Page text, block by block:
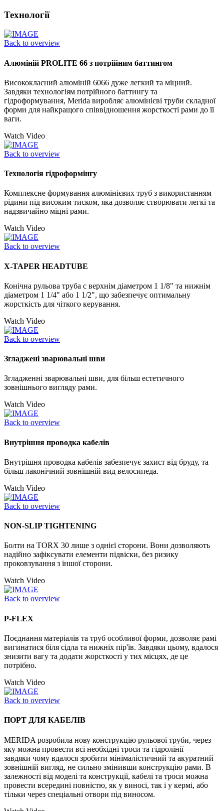
Технології
Back to overview
Алюміній PROLITE 66 з потрійним баттингом
Висококласний алюміній 6066 дуже легкий та міцний.
Завдяки технологіям потрійного баттингу та
гідроформування, Merida виробляє алюмінієві труби складної
форми для найкращого співвідношення жорсткості рами до її
ваги.
Watch Video
Back to overview
Технологія гідроформінгу
Комплексне формування алюмінієвих труб з використанням
рідини під високим тиском, яка дозволяє створювати легкі та
надзвичайно міцні рами.
Watch Video
Back to overview
X-TAPER HEADTUBE
Конічна рульова труба с верхнім діаметром 1 1/8" та нижнім
діаметром 1 1/4" або 1 1/2", що забезпечує оптимальну
жорсткість для чіткого керування.
Watch Video
Back to overview
Згладжені зварювальні шви
Згладженні зварювальні шви, для більш естетичного
зовнішнього вигляду рами.
Watch Video
Back to overview
Внутрішня проводка кабелів
Внутрішня проводка кабелів забезпечує захист від бруду, та
більш лаконічний зовнішній вид велосипеда.
Watch Video
Back to overview
NON-SLIP TIGHTENING
Болти на TORX 30 лише з однієї сторони. Вони дозволяють
надійно зафіксувати елементи підвіски, без ризику
проковзування з іншої сторони.
Watch Video
Back to overview
P-FLEX
Поєднання матеріалів та труб особливої форми, дозволяє рамі
вигинатися біля сідла та нижніх пір'їв. Завдяки цьому, вдалося
знизити вагу та додати жорсткості у тих місцях, де це
потрібно.
Watch Video
Back to overview
ПОРТ ДЛЯ КАБЕЛІВ
MERIDA розробила нову конструкцію рульової труби, через
яку можна провести всі необхідні троси та гідролінії —
завдяки чому вдалося зробити мінімалістичний та акуратний
зовнішній вигляд, не сильно змінивши конструкцію рами. В
залежності від моделі та конструкції, кабелі та троси можна
провести всередині повністю, як у виносі, так і у кермі, або
тільки через спеціальні отвори під виносом.